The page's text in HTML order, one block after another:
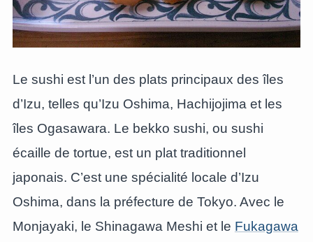
Le sushi est l’un des plats principaux des îles
d’Izu, telles qu’Izu Oshima, Hachijojima et les
îles Ogasawara. Le bekko sushi, ou sushi
écaille de tortue, est un plat traditionnel
japonais. C’est une spécialité locale d’Izu
Oshima, dans la préfecture de Tokyo. Avec le
Monjayaki, le Shinagawa Meshi et le Fukagawa